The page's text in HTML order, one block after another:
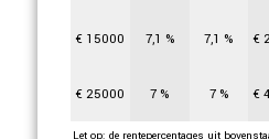
€ 15000 7,1 % 7,1 % €
€25000 7 % 7 % €
Let op: de rentepercentages uit